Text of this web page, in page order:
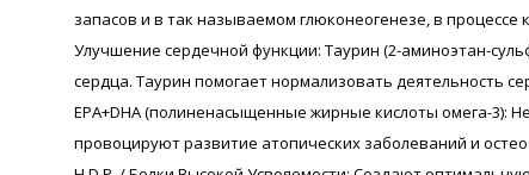
запасов и в так называемом глюконеогенезе, в
Улучшение сердечной функции: Таурин (2-аминоэтан-
сердца. Таурин помогает нормализовать деятельность
EPA+DHA (полиненасыщенные жирные кислоты омега-3):
провоцируют развитие атопических заболеваний и